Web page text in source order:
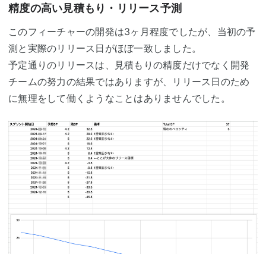
精度の高い見積もり・リリース予測
このフィーチャーの開発は3ヶ月程度でしたが、当初の予
測と実際のリリース日がほぼ一致しました。
予定通りのリリースは、見積もりの精度だけでなく開発
チームの努力の結果ではありますが、リリース日のため
に無理をして働くようなことはありませんでした。